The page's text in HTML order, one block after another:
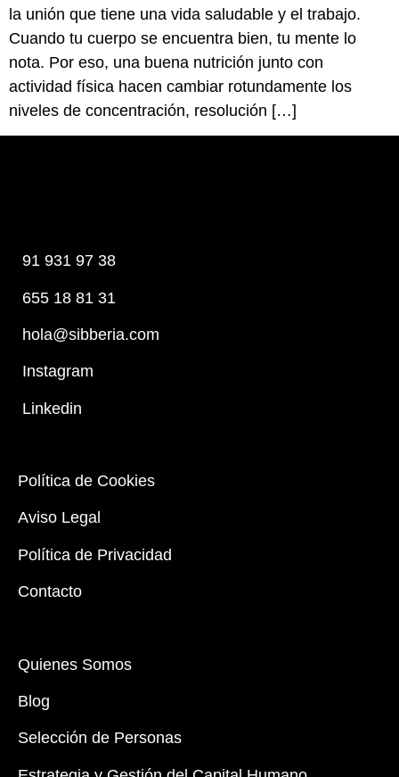
la unión que tiene una vida saludable y el trabajo.
Cuando tu cuerpo se encuentra bien, tu mente lo
nota. Por eso, una buena nutrición junto con
actividad física hacen cambiar rotundamente los
niveles de concentración, resolución […]
91 931 97 38
655 18 81 31
hola@sibberia.com
Instagram
Linkedin
Política de Cookies
Aviso Legal
Política de Privacidad
Contacto
Quienes Somos
Blog
Selección de Personas